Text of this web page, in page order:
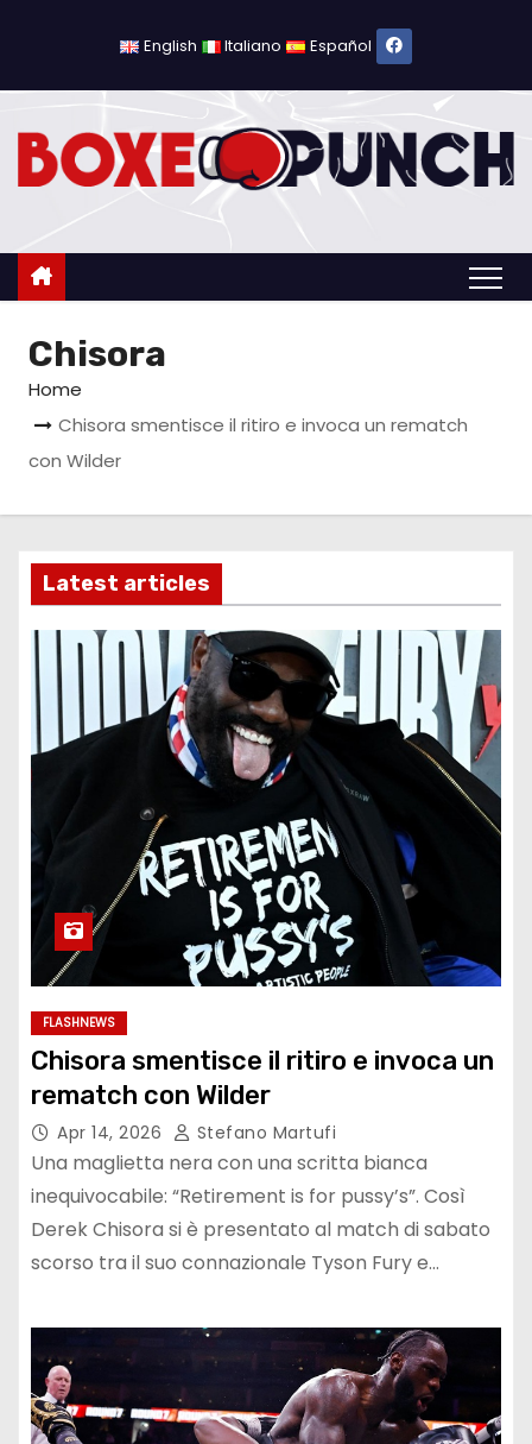
c
o
English Italiano Español
Chisora
Home
Chisora smentisce il ritiro e invoca un rematch
con Wilder
Latest articles
FLASHNEWS
Chisora smentisce il ritiro e invoca un
rematch con Wilder
Apr 14, 2026 Stefano Martufi
Una maglietta nera con una scritta bianca
inequivocabile: “Retirement is for pussy’s”. Così
Derek Chisora si è presentato al match di sabato
scorso tra il suo connazionale Tyson Fury e…